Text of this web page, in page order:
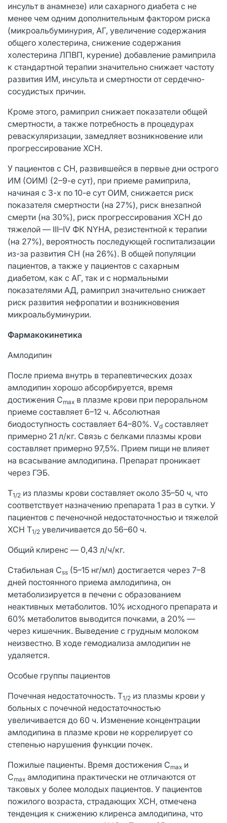
инсульт в анамнезе) или сахарного диабета с не
менее чем одним дополнительным фактором риска
(микроальбуминурия, АГ, увеличение содержания
общего холестерина, снижение содержания
холестерина ЛПВП, курение) добавление рамиприла
к стандартной терапии значительно снижает частоту
развития ИМ, инсульта и смертности от сердечно-
сосудистых причин.
Кроме этого, рамиприл снижает показатели общей
смертности, а также потребность в процедурах
реваскуляризации, замедляет возникновение или
прогрессирование ХСН.
У пациентов с СН, развившейся в первые дни острого
ИМ (ОИМ) (2–9-е сут), при приеме рамиприла,
начиная с 3-х по 10-е сут ОИМ, снижается риск
показателя смертности (на 27%), риск внезапной
смерти (на 30%), риск прогрессирования ХСН до
тяжелой — III–IV ФК NYHA, резистентной к терапии
(на 27%), вероятность последующей госпитализации
из-за развития СН (на 26%). В общей популяции
пациентов, а также у пациентов с сахарным
диабетом, как с АГ, так и с нормальными
показателями АД, рамиприл значительно снижает
риск развития нефропатии и возникновения
микроальбуминурии.
Фармакокинетика
Амлодипин
После приема внутрь в терапевтических дозах
амлодипин хорошо абсорбируется, время
достижения Cmax в плазме крови при пероральном
приеме составляет 6–12 ч. Абсолютная
биодоступность составляет 64–80%. Vd составляет
примерно 21 л/кг. Связь с белками плазмы крови
составляет примерно 97,5%. Прием пищи не влияет
на всасывание амлодипина. Препарат проникает
через ГЭБ.
T1/2 из плазмы крови составляет около 35–50 ч, что
соответствует назначению препарата 1 раз в сутки. У
пациентов с печеночной недостаточностью и тяжелой
ХСН T1/2 увеличивается до 56–60 ч.
Общий клиренс — 0,43 л/ч/кг.
Стабильная Css (5–15 нг/мл) достигается через 7–8
дней постоянного приема амлодипина, он
метаболизируется в печени с образованием
неактивных метаболитов. 10% исходного препарата и
60% метаболитов выводится почками, а 20% —
через кишечник. Выведение с грудным молоком
неизвестно. В ходе гемодиализа амлодипин не
удаляется.
Особые группы пациентов
Почечная недостаточность. T1/2 из плазмы крови у
больных с почечной недостаточностью
увеличивается до 60 ч. Изменение концентрации
амлодипина в плазме крови не коррелирует со
степенью нарушения функции почек.
Пожилые пациенты. Время достижения Сmax и
Сmax амлодипина практически не отличаются от
таковых у более молодых пациентов. У пациентов
пожилого возраста, страдающих ХСН, отмечена
тенденция к снижению клиренса амлодипина, что